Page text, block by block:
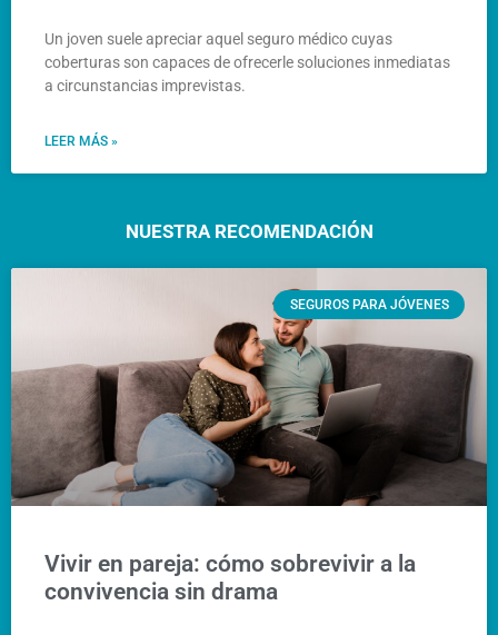
Un joven suele apreciar aquel seguro médico cuyas
coberturas son capaces de ofrecerle soluciones inmediatas
a circunstancias imprevistas.
LEER MÁS »
NUESTRA RECOMENDACIÓN
SEGUROS PARA JÓVENES
Vivir en pareja: cómo sobrevivir a la
convivencia sin drama